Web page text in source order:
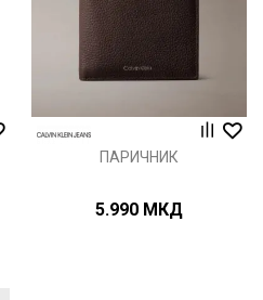
ПАРИЧНИК
5.990 МКД